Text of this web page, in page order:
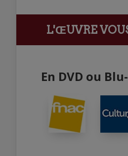
L'ŒUVRE
En DVD ou